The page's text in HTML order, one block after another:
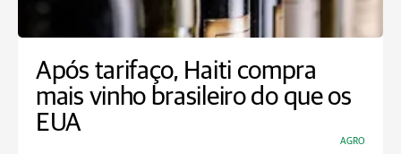
Após tarifaço, Haiti compra
mais vinho brasileiro do que os
EUA
AGRO